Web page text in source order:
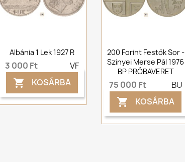
Albánia 1 Lek 1927 R
3 000 Ft VF
 KOSÁRBA
200 Forint Festők Sor -
Szinyei Merse Pál 1976
BP PRÓBAVERET
75 000 Ft BU
 KOSÁRBA